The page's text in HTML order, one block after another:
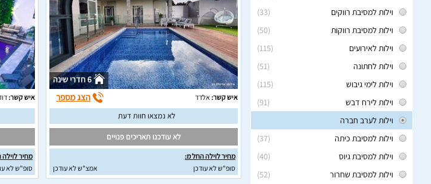
(33)
וילות למסיבת רווקים
(50)
וילות למסיבת רווקות
(115)
וילות לאירועים
(51)
וילות לחתונה
(115)
וילות לימי גיבוש
(91)
וילות לירח דבש
וילות לערב חברה
(37)
וילות למסיבת כיתה
(40)
וילות למסיבת גיוס
(52)
וילות למסיבת שחרור
6 חדרי שינה
איש קשר: אלדד הצג מספר
לא נמצאו חוות דעת
לא עודכנו תאריכים פנויים
מחיר לוילה החל מ:
סופ"ש לא עודכן
אמצ"ש לא עודכן
איש קשר:
מחיר
סופ"ש לא